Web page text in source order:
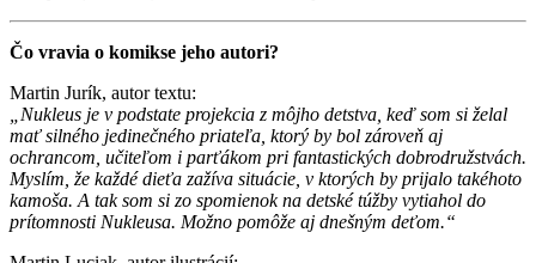
Čo vravia o komikse jeho autori?
Martin Jurík, autor textu:
„Nukleus je v podstate projekcia z môjho detstva, keď som si želal
mať silného jedinečného priateľa, ktorý by bol zároveň aj
ochrancom, učiteľom i parťákom pri fantastických dobrodružstvách.
Myslím, že každé dieťa zažíva situácie, v ktorých by prijalo takéhoto
kamoša. A tak som si zo spomienok na detské túžby vytiahol do
prítomnosti Nukleusa. Možno pomôže aj dnešným deťom.“